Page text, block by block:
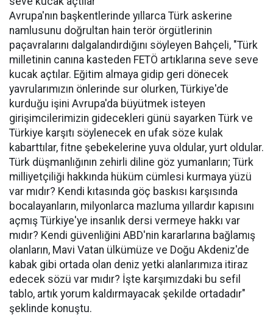
Avrupa'nın başkentlerinde yıllarca Türk askerine
namlusunu doğrultan hain terör örgütlerinin
paçavralarını dalgalandırdığını söyleyen Bahçeli, "Türk
milletinin canına kasteden FETÖ artıklarına seve seve
kucak açtılar. Eğitim almaya gidip geri dönecek
yavrularımızın önlerinde sur olurken, Türkiye'de
kurduğu işini Avrupa'da büyütmek isteyen
girişimcilerimizin gidecekleri günü sayarken Türk ve
Türkiye karşıtı söylenecek en ufak söze kulak
kabarttılar, fitne şebekelerine yuva oldular, yurt oldular.
Türk düşmanlığının zehirli diline göz yumanların; Türk
milliyetçiliği hakkında hüküm cümlesi kurmaya yüzü
var mıdır? Kendi kıtasında göç baskısı karşısında
bocalayanların, milyonlarca mazluma yıllardır kapısını
açmış Türkiye'ye insanlık dersi vermeye hakkı var
mıdır? Kendi güvenliğini ABD'nin kararlarına bağlamış
olanların, Mavi Vatan ülkümüze ve Doğu Akdeniz'de
kabak gibi ortada olan deniz yetki alanlarımıza itiraz
edecek sözü var mıdır? İşte karşımızdaki bu sefil
tablo, artık yorum kaldırmayacak şekilde ortadadır"
şeklinde konuştu.